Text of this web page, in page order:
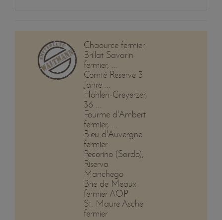
Chaource fermier
Brillat Savarin
fermier, ...
Comté Reserve 3
Jahre ...
Höhlen-Greyerzer,
36 ...
Fourme d'Ambert
fermier, ...
Bleu d'Auvergne
fermier
Pecorino (Sardo),
Riserva
Manchego
Brie de Meaux
fermier AOP
St. Maure Asche
fermier